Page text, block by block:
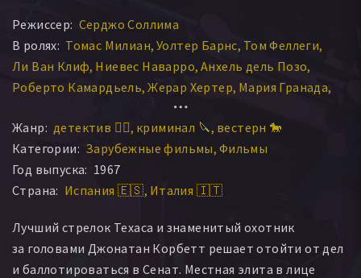
Режиссер: Серджо Соллима
В ролях: Томас Милиан Уолтер Барнс Том Феллеги
Ли Ван Клиф Ниевес Наварро Анхель дель Позо
Роберто Камардьель Жерар Хертер Мария Гранада
Жанр: детектив 🕵️‍♂️ криминал 🔪 вестерн 🐎
Категории: Зарубежные фильмы Фильмы
Год выпуска: 1967
Страна: Испания 🇪🇸 Италия 🇮🇹
Лучший стрелок Техаса и знаменитый охотник
за головами Джонатан Корбетт решает отойти от дел
и баллотироваться в Сенат. Местная элита в лице